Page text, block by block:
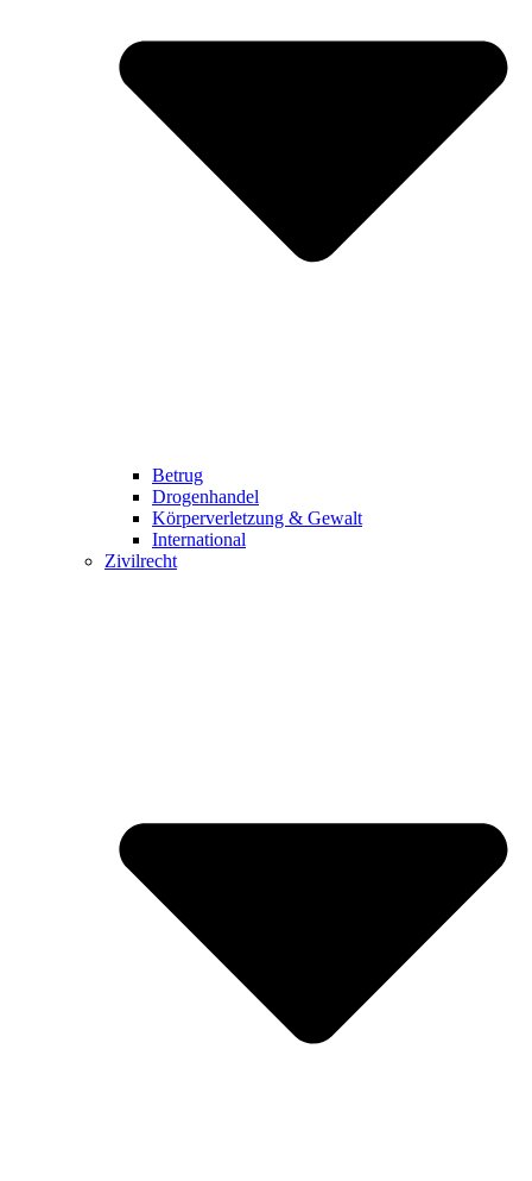
Betrug
Drogenhandel
Körperverletzung & Gewalt
International
Zivilrecht